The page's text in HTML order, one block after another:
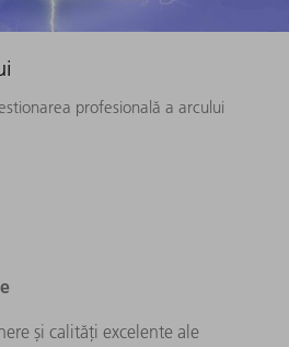
profesională a arcului
și calități excelente ale